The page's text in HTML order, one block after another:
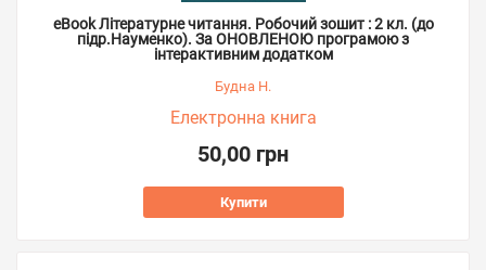
eBook Літературне читання. Робочий зошит : 2 кл. (до
підр.Науменко). За ОНОВЛЕНОЮ програмою з
інтерактивним додатком
Будна Н.
Електронна книга
50,00 грн
Купити